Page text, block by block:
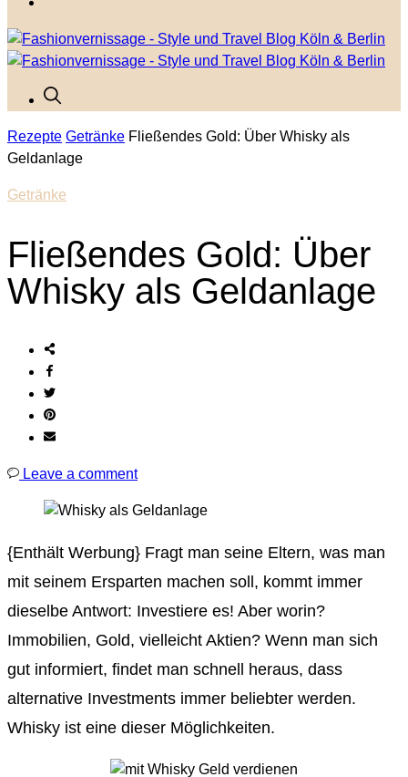
Rezepte Getränke Fließendes Gold: Über Whisky als
Geldanlage
Getränke
Fließendes Gold: Über
Whisky als Geldanlage
Leave a comment
{Enthält Werbung} Fragt man seine Eltern, was man
mit seinem Ersparten machen soll, kommt immer
dieselbe Antwort: Investiere es! Aber worin?
Immobilien, Gold, vielleicht Aktien? Wenn man sich
gut informiert, findet man schnell heraus, dass
alternative Investments immer beliebter werden.
Whisky ist eine dieser Möglichkeiten.